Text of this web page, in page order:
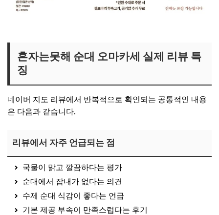
혼자는못해 순대 오마카세 실제 리뷰 특
징
네이버 지도 리뷰에서 반복적으로 확인되는 공통적인 내용
은 다음과 같습니다.
리뷰에서 자주 언급되는 점
국물이 맑고 깔끔하다는 평가
순대에서 잡내가 없다는 의견
수제 순대 식감이 좋다는 언급
기본 제공 부속이 만족스럽다는 후기